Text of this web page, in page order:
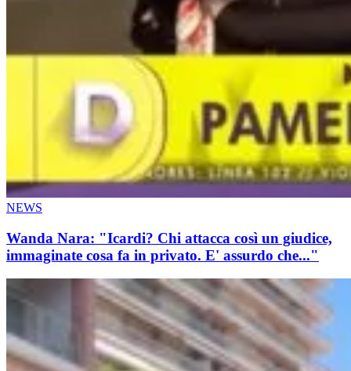
NEWS
Wanda Nara: "Icardi? Chi attacca così un giudice,
immaginate cosa fa in privato. E' assurdo che..."